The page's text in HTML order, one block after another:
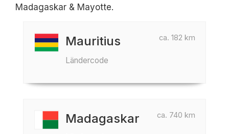
Madagaskar & Mayotte.
ca. 182 km
Mauritius
Ländercode
ca. 740 km
Madagaskar